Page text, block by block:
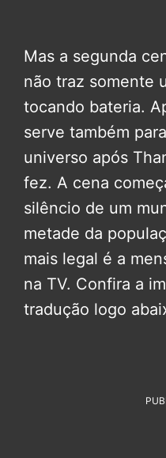
Mas a segunda
não traz somente
tocando bateria.
serve também
universo após
fez. A cena
silêncio de um
metade da
mais legal é a
na TV. Confira a
tradução logo